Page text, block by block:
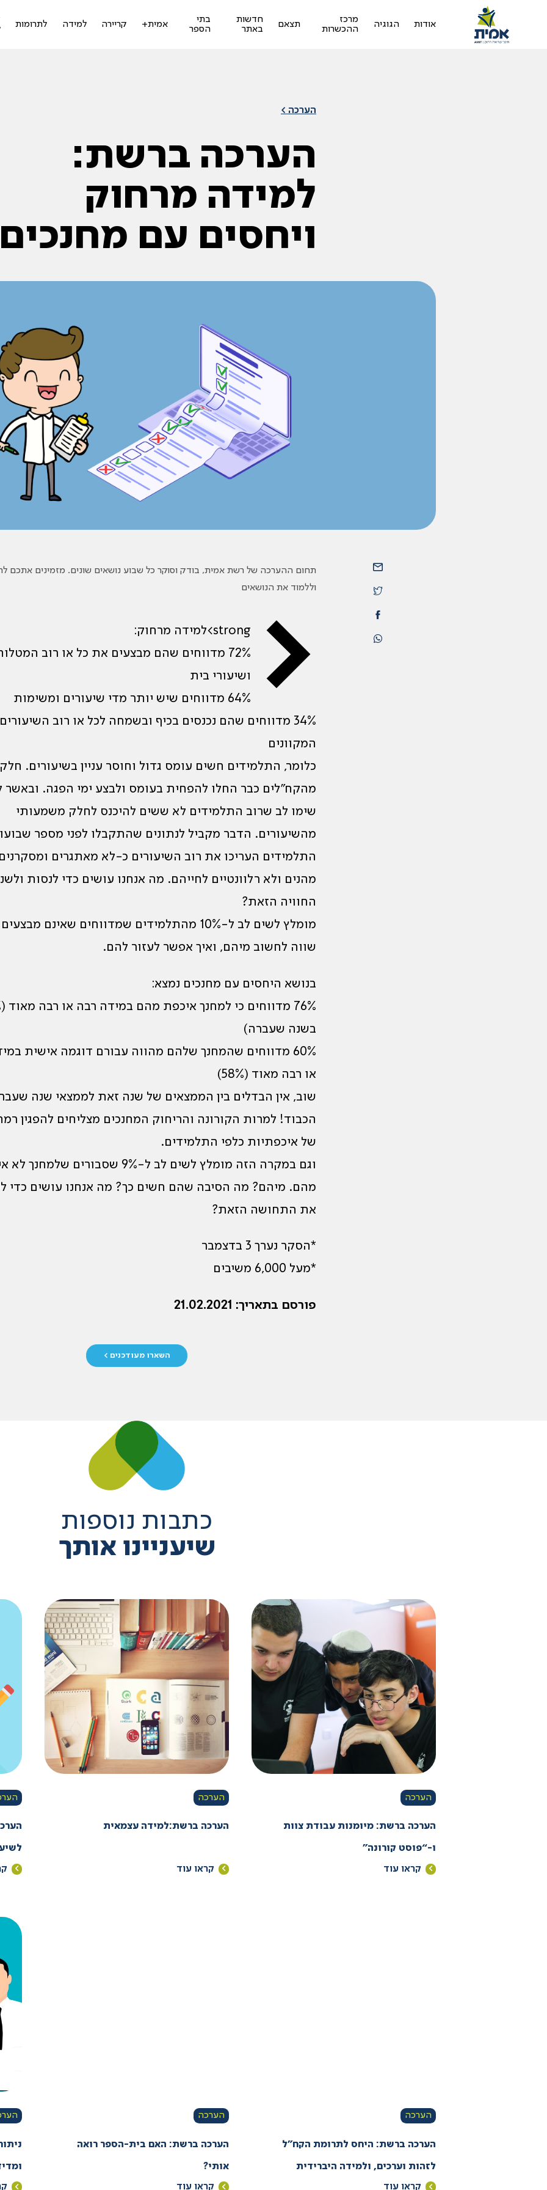
אודות הגוגיה
מרכז
ההכשרות
תצאם
חדשות
באתר
בתי
הספר
אמית+ קריירה למידה לתרומות
הערכה >
הערכה ברשת:
למידה מרחוק
ויחסים עם מחנכים
תחום ההערכה של רשת אמית, בודק וסוקר כל שבוע נושאים שונים. מזמינים אתכם
וללמוד את הנושאים
<
strong>למידה מרחוק:
72% מדווחים שהם מבצעים את כל או רוב
ושיעורי בית
64% מדווחים שיש יותר מדי שיעורים ומשימות
34% מדווחים שהם נכנסים בכיף ובשמחה לכל או רוב השיעורים
המקוונים
כלומר, התלמידים חשים עומס גדול וחוסר עניין בשיעורים. חלק
מהקח”לים כבר החלו להפחית בעומס ולבצע ימי הפגה. ובאשר
שימו לב שרוב התלמידים לא ששים להיכנס לחלק משמעותי
מהשיעורים. הדבר מקביל לנתונים שהתקבלו לפני מספר
התלמידים העריכו את רוב השיעורים כ-לא מאתגרים
מהנים ולא רלוונטיים לחייהם. מה אנחנו עושים כדי לנסות
החוויה הזאת?
מומלץ לשים לב ל-10% מהתלמידים שמדווחים שאינם
שווה לחשוב מיהם, ואיך אפשר לעזור להם.
בנושא היחסים עם מחנכים נמצא:
בשנה שעברה)
60% מדווחים שהמחנך שלהם מהווה עבורם דוגמה אישית
או רבה מאוד (58%)
שוב, אין הבדלים בין הממצאים של שנה זאת לממצאי שנה
הכבוד! למרות הקורונה והריחוק המחנכים מצליחים להפגין
של איכפתיות כלפי התלמידים.
וגם במקרה הזה מומלץ לשים לב ל-9% שסבורים
מהם. מיהם? מה הסיבה שהם חשים כך? מה אנחנו עושים כדי
את התחושה הזאת?
*הסקר נערך 3 בדצמבר
*מעל 6,000 משיבים
פורסם בתאריך: 21.02.2021
השארו מעודכנים >
כתבות נוספות
שיעניינו אותך
הערכה
הערכה ברשת: מיומנות עבודת צוות
ו-“פוסט קורונה”
קראו עוד
הערכה
הערכה ברשת:למידה עצמאית
קראו עוד
הערכה
הערכה ברשת: היחס לתרומת הקח”ל
לזהות וערכים, ולמידה היברידית
קראו עוד
הערכה
הערכה ברשת: האם בית-הספר רואה
אותי?
קראו עוד